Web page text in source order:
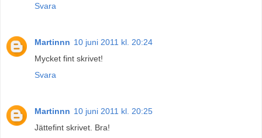
Svara
Martinnn 10 juni 2011 kl. 20:24
Mycket fint skrivet!
Svara
Martinnn 10 juni 2011 kl. 20:25
Jättefint skrivet. Bra!